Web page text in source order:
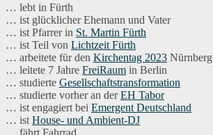
… lebt in Fürth
… ist glücklicher Ehemann und Vater
… ist Pfarrer in St. Martin Fürth
… ist Teil von Lichtzeit Fürth
… arbeitete für den Kirchentag 2023 Nürnberg
… leitete 7 Jahre FreiRaum in Berlin
… studierte Gesellschaftstransformation
… studierte vorher an derEH Tabor
… ist engagiert bei Emergent Deutschland
… ist House- und Ambient-DJ
… fährt Fahrrad